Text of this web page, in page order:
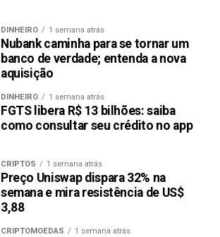
DINHEIRO 1 semana atrás
Nubank caminha para se tornar um
banco de verdade; entenda a nova
aquisição
DINHEIRO 1 semana atrás
FGTS libera R$ 13 bilhões: saiba
como consultar seu crédito no app
CRIPTOS 1 semana atrás
Preço Uniswap dispara 32% na
semana e mira resistência de US$
3,88
CRIPTOMOEDAS 1 semana atrás